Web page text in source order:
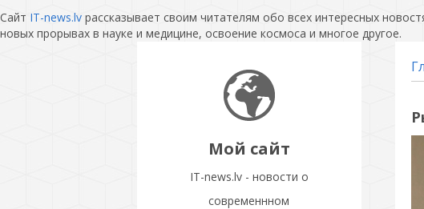
Сайт IT-news.lv рассказывает своим читателям обо всех интересных
новых прорывах в науке и медицине, освоение космоса и многое другое.
Мой сайт
IT-news.lv - новости о
современнном